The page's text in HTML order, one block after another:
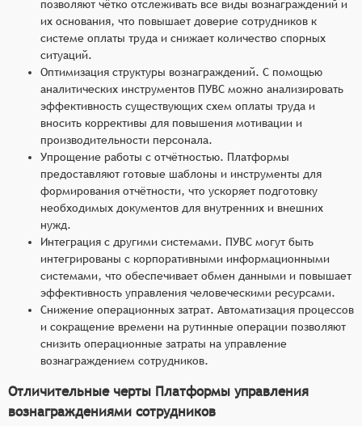
позволяют чётко отслеживать все виды вознаграждений и
их основания, что повышает доверие сотрудников к
системе оплаты труда и снижает количество спорных
ситуаций.
Оптимизация структуры вознаграждений. С помощью
аналитических инструментов ПУВС можно анализировать
эффективность существующих схем оплаты труда и
вносить коррективы для повышения мотивации и
производительности персонала.
Упрощение работы с отчётностью. Платформы
предоставляют готовые шаблоны и инструменты для
формирования отчётности, что ускоряет подготовку
необходимых документов для внутренних и внешних
нужд.
Интеграция с другими системами. ПУВС могут быть
интегрированы с корпоративными информационными
системами, что обеспечивает обмен данными и повышает
эффективность управления человеческими ресурсами.
Снижение операционных затрат. Автоматизация процессов
и сокращение времени на рутинные операции позволяют
снизить операционные затраты на управление
вознаграждением сотрудников.
Отличительные черты Платформы управления
вознаграждениями сотрудников